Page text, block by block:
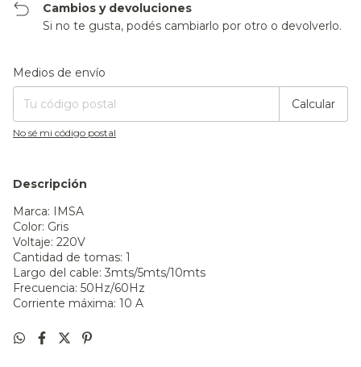
Cambios y devoluciones
Si no te gusta, podés cambiarlo por otro o devolverlo.
Entregas para el CP:
Medios de envío
Calcular
No sé mi código postal
Descripción
Marca: IMSA
Color: Gris
Voltaje: 220V
Cantidad de tomas: 1
Largo del cable: 3mts/5mts/10mts
Frecuencia: 50Hz/60Hz
Corriente máxima: 10 A